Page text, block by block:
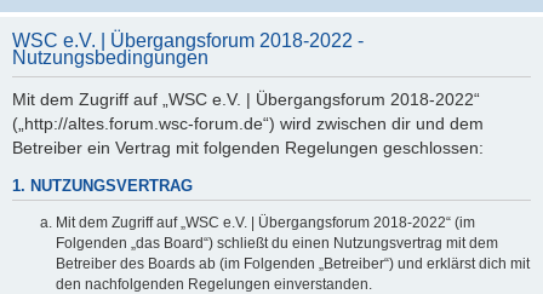
WSC e.V. | Übergangsforum 2018-2022 -
Nutzungsbedingungen
Mit dem Zugriff auf „WSC e.V. | Übergangsforum 2018-2022“
(„http://altes.forum.wsc-forum.de“) wird zwischen dir und dem
Betreiber ein Vertrag mit folgenden Regelungen geschlossen:
1. NUTZUNGSVERTRAG
Mit dem Zugriff auf „WSC e.V. | Übergangsforum 2018-2022“ (im
Folgenden „das Board“) schließt du einen Nutzungsvertrag mit dem
Betreiber des Boards ab (im Folgenden „Betreiber“) und erklärst dich mit
den nachfolgenden Regelungen einverstanden.